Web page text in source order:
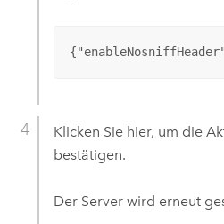
Klicken Sie hier, um die
bestätigen.
Der Server wird erneut